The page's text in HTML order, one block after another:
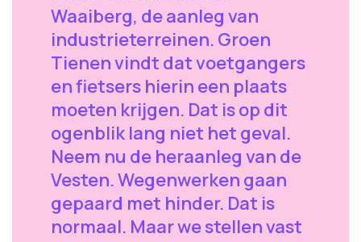
Waaiberg, de aanleg van
industrieterreinen. Groen
Tienen vindt dat voetgangers
en fietsers hierin een plaats
moeten krijgen. Dat is op dit
ogenblik lang niet het geval.
Neem nu de heraanleg van de
Vesten. Wegenwerken gaan
gepaard met hinder. Dat is
normaal. Maar we stellen vast